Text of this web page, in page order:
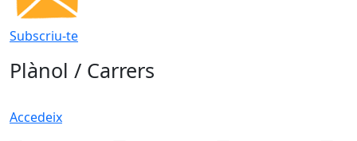
Subscriu-te
Plànol / Carrers
Accedeix